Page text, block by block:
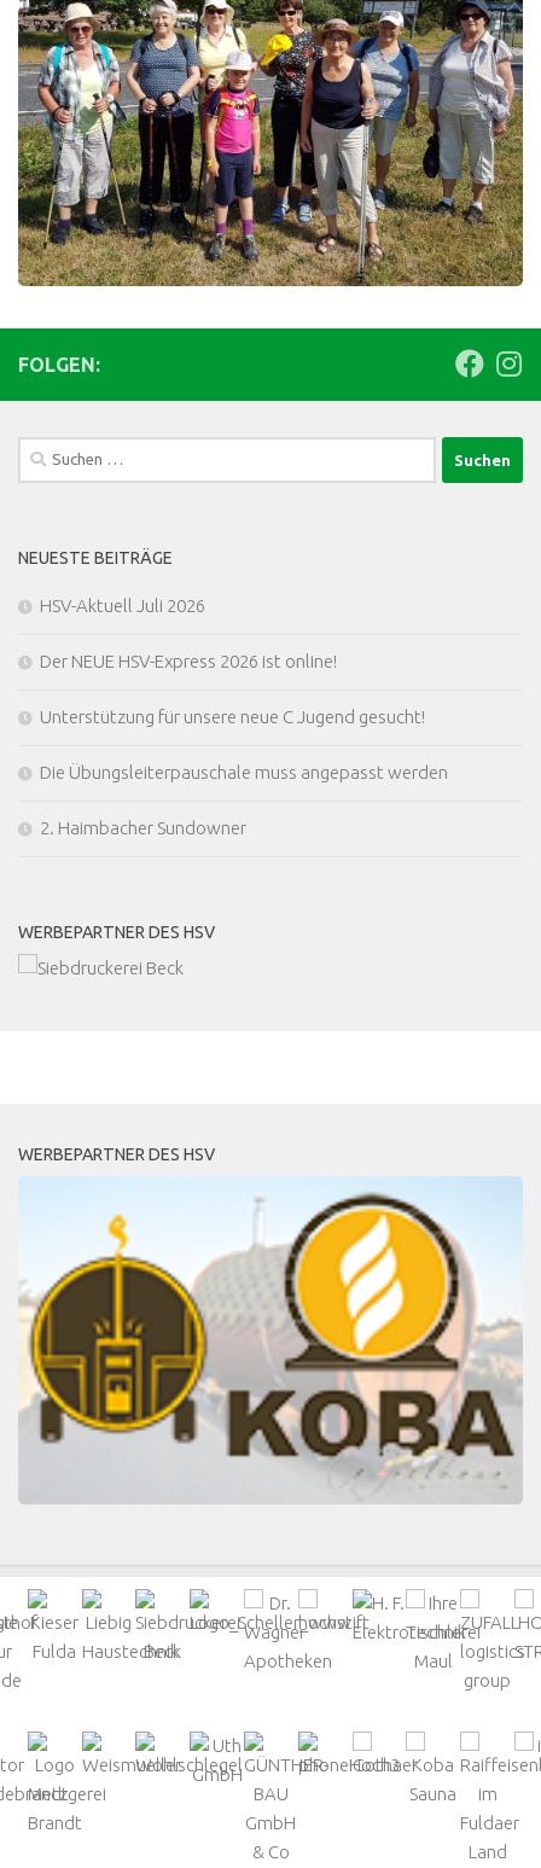
FOLGEN:
Suchen
nach:
NEUESTE BEITRÄGE
HSV-Aktuell Juli 2026
Der NEUE HSV-Express 2026 ist online!
Unterstützung für unsere neue C Jugend gesucht!
Die Übungsleiterpauschale muss angepasst werden
2. Haimbacher Sundowner
WERBEPARTNER DES HSV
WERBEPARTNER DES HSV